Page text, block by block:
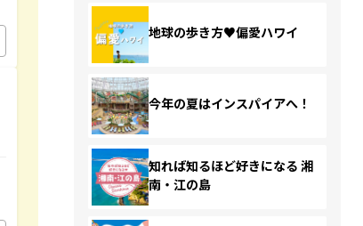
地球の歩き方♥偏愛ハワイ
今年の夏はインスパイアへ！
知れば知るほど好きになる 湘
南・江の島